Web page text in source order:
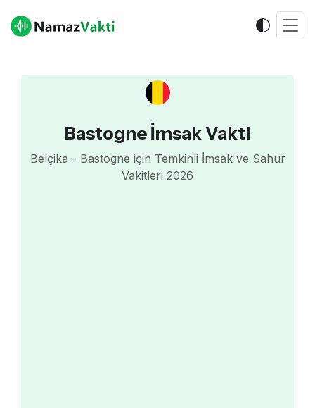
Bastogne İmsak Vakti
Belçika - Bastogne için Temkinli İmsak ve Sahur
Vakitleri 2026